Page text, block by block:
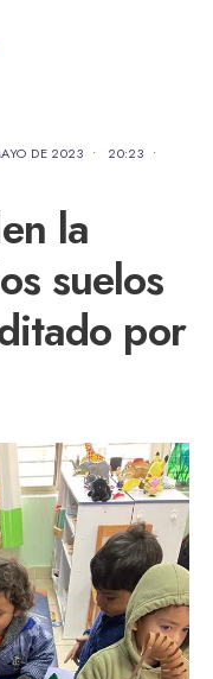
DE 2023 • 20:23 •
la
suelos
por